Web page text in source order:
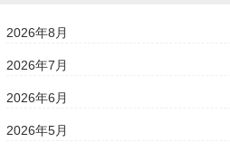
2026年8月
2026年7月
2026年6月
2026年5月